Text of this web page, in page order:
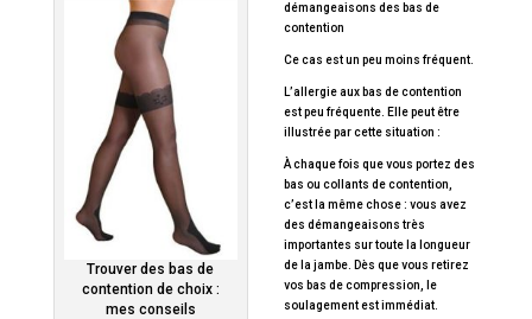
Trouver des bas de
contention de choix :
mes conseils
démangeaisons des bas de
contention
Ce cas est un peu moins fréquent.
L’allergie aux bas de contention
est peu fréquente. Elle peut être
illustrée par cette situation :
À chaque fois que vous portez des
bas ou collants de contention,
c’est la même chose : vous avez
des démangeaisons très
importantes sur toute la longueur
de la jambe. Dès que vous retirez
vos bas de compression, le
soulagement est immédiat.